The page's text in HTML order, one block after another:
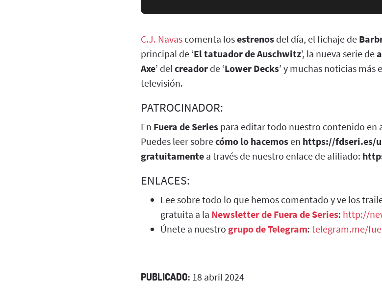
C.J. Navas comenta losestrenos del día, el fichaje de
principal de ‘El tatuador de Auschwitz’, la nueva serie de
Axe’ del creador de ‘Lower Decks’ y muchas noticias más
televisión.
PATROCINADOR:
En Fuera de Series para editar todo nuestro contenido en
Puedes leer sobrecómo lo hacemos en https://fdseri.es/
gratuitamente a través de nuestro enlace de afiliado:
ENLACES:
Lee sobre todo lo que hemos comentado y ve los
gratuita a la Newsletter de Fuera de Series: http://
Únete a nuestro grupo de Telegram: telegram.me/
PUBLICADO: 18 abril 2024